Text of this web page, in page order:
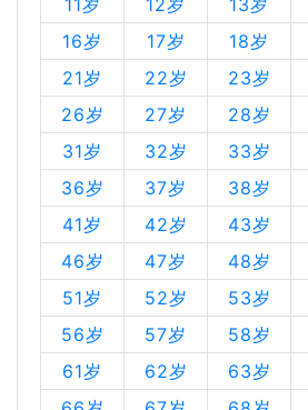
11岁
12岁 13岁
16岁
17岁 18岁
21岁
22岁 23岁
26岁
27岁 28岁
31岁
32岁 33岁
36岁
37岁 38岁
41岁
42岁 43岁
46岁
47岁 48岁
51岁
52岁 53岁
56岁
57岁 58岁
61岁
62岁 63岁